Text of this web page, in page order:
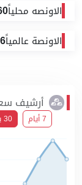
الاونصه محلياً
الاونصة عالمياً
أرشيف سعر
7 أيام 30 يوم